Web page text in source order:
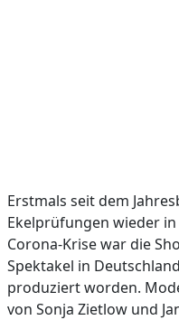
Erstmals seit dem
Ekelprüfungen wieder
Corona-Krise war die
Spektakel in
produziert worden.
von Sonja Zietlow und